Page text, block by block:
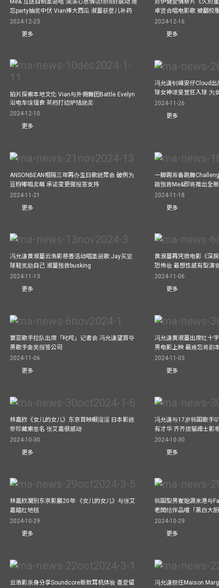
Me& 互送自制圣诞咭 满满心思情话绵绵好感动 难
忘party抽奖中伏 Vian捧大西瓜 淑蔓获婴儿补药
2024-12-23
更多
郑伊健爱情新片《久別
卓贤合唱电影歌 被翻校
2024-12-16
更多
拍片探索本地文化 Vian与外佣舞团Battle Evelyn
沿电车缐搵食 茶档打边炉拮烧卖
2024-12-10
更多
冯允谦钊峰安仔Cloud
球女神谭旻萱狂入球 为
2024-11-26
更多
ANSONBEAN相隔三年再办生日歌迷聚会 破例为
豆粉嘟咀卖萌 承诺变更强报答支持
2024-11-21
更多
一脚踢筹备跳舞
颖预告Me&即将推出全
2024-11-18
更多
冯允谦黄淑蔓云浩影慈善活动唱圣诞歌 Jay买篮
球鞋奖励自己 淑蔓预告busking
2024-11-13
更多
黄淑蔓再凭微电影《深
恐怖妆 最想性感有型演
2024-11-06
更多
寰亚歌手拉队出席「叱咤」记者会 冯允谦望首夺
男歌手金奖报答公司
2024-11-06
更多
冯允谦黄淑蔓出席红十
男电影上映 最难忘将剧
2024-11-03
更多
林嘉欣《女儿的女儿》东京首映眼湿湿 日本影迷
带珍藏索签名 张艾嘉很感动
2024-10-30
更多
冯允谦与17岁韩国歌手
有才华 齐齐摆猫甫士影
2024-10-30
更多
林嘉欣濶別东京影展20年 《女儿的女儿》与张艾
嘉踏红地毯
2024-10-29
更多
韩国型男崔始源来港与
老闆结伴品嚐「黑白大
2024-10-29
更多
云浩影亲身分享Soundcore新款耳机体验 喜爱留
冯允谦担任Maison